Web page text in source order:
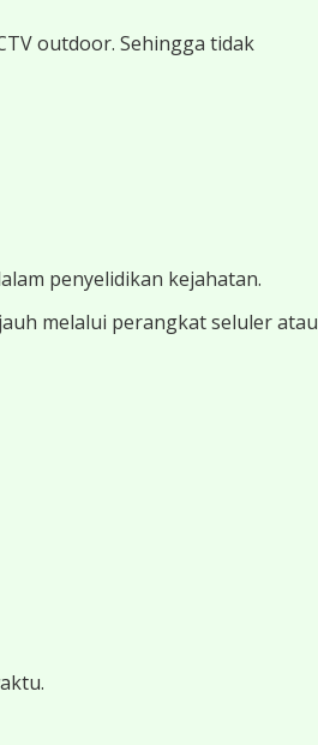
outdoor. Sehingga tidak
penyelidikan kejahatan.
melalui perangkat seluler atau